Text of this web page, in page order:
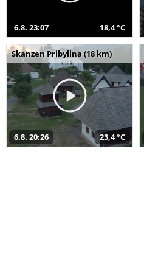
6.8. 23:07 18,4 °C
Skanzen Pribylina (18 km)
6.8. 20:26 23,4 °C